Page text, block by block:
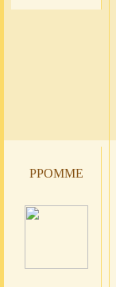
ppomme